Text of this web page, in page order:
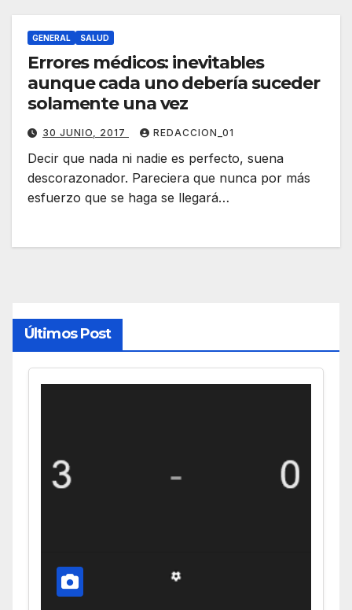
GENERAL SALUD
Errores médicos: inevitables
aunque cada uno debería suceder
solamente una vez
30 JUNIO, 2017 REDACCION_01
Decir que nada ni nadie es perfecto, suena
descorazonador. Pareciera que nunca por más
esfuerzo que se haga se llegará…
Últimos Post